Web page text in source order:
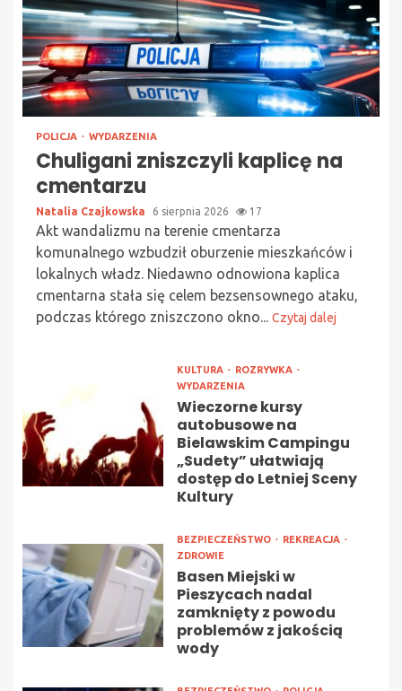
POLICJA WYDARZENIA
Chuligani zniszczyli kaplicę na
cmentarzu
Natalia Czajkowska 6 sierpnia 2026 17
Akt wandalizmu na terenie cmentarza
komunalnego wzbudził oburzenie mieszkańców i
lokalnych władz. Niedawno odnowiona kaplica
cmentarna stała się celem bezsensownego ataku,
podczas którego zniszczono okno... Czytaj dalej
KULTURA
ROZRYWKA
WYDARZENIA
Wieczorne kursy
autobusowe na
Bielawskim Campingu
„Sudety” ułatwiają
dostęp do Letniej Sceny
Kultury
BEZPIECZEŃSTWO
REKREACJA
ZDROWIE
Basen Miejski w
Pieszycach nadal
zamknięty z powodu
problemów z jakością
wody